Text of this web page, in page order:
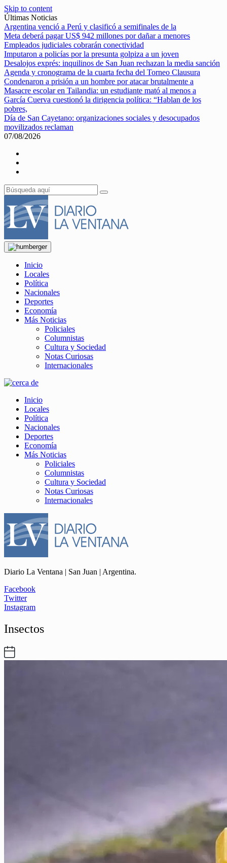
Skip to content
Últimas Noticias
Argentina venció a Perú y clasificó a semifinales de la
Meta deberá pagar US$ 942 millones por dañar a menores
Empleados judiciales cobrarán conectividad
Imputaron a policías por la presunta golpiza a un joven
Desalojos exprés: inquilinos de San Juan rechazan la media sanción
Agenda y cronograma de la cuarta fecha del Torneo Clausura
Condenaron a prisión a un hombre por atacar brutalmente a
Masacre escolar en Tailandia: un estudiante mató al menos a
García Cuerva cuestionó la dirigencia política: “Hablan de los
pobres,
Día de San Cayetano: organizaciones sociales y desocupados
movilizados reclaman
07/08/2026
Inicio
Locales
Política
Nacionales
Deportes
Economía
Más Noticias
Policiales
Columnistas
Cultura y Sociedad
Notas Curiosas
Internacionales
Inicio
Locales
Política
Nacionales
Deportes
Economía
Más Noticias
Policiales
Columnistas
Cultura y Sociedad
Notas Curiosas
Internacionales
Diario La Ventana | San Juan | Argentina.
Facebook
Twitter
Instagram
Insectos